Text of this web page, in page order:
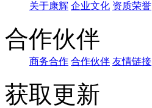
关于康辉 企业文化 资质荣誉
合作伙伴
商务合作 合作伙伴 友情链接
获取更新